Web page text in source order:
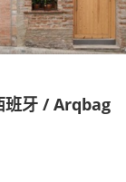
班牙 / Arqbag